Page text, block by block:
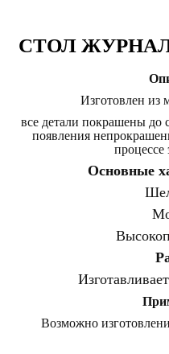
СТОЛ
Изготовлен из
все детали покрашены до
появления
процессе
Основные
Возможно